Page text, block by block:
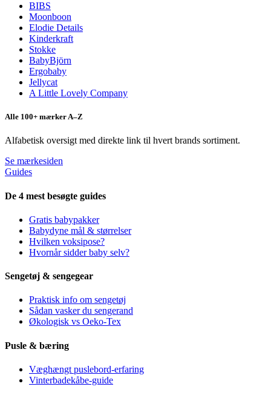
BIBS
Moonboon
Elodie Details
Kinderkraft
Stokke
BabyBjörn
Ergobaby
Jellycat
A Little Lovely Company
Alle 100+ mærker A–Z
Alfabetisk oversigt med direkte link til hvert brands sortiment.
Se mærkesiden
Guides
De 4 mest besøgte guides
Gratis babypakker
Babydyne mål & størrelser
Hvilken voksipose?
Hvornår sidder baby selv?
Sengetøj & sengegear
Praktisk info om sengetøj
Sådan vasker du sengerand
Økologisk vs Oeko-Tex
Pusle & bæring
Væghængt puslebord-erfaring
Vinterbadekåbe-guide